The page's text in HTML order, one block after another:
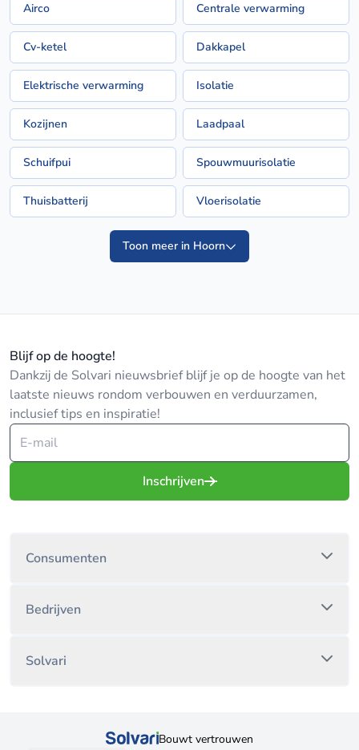
Airco Centrale verwarming
Cv-ketel Dakkapel
Elektrische verwarming Isolatie
Kozijnen Laadpaal
Schuifpui Spouwmuurisolatie
Thuisbatterij Vloerisolatie
Toon meer in Hoorn
Blijf op de hoogte!
Dankzij de Solvari nieuwsbrief blijf je op de hoogte van het
laatste nieuws rondom verbouwen en verduurzamen,
inclusief tips en inspiratie!
Inschrijven
Consumenten
Bedrijven
Solvari
Bouwt vertrouwen